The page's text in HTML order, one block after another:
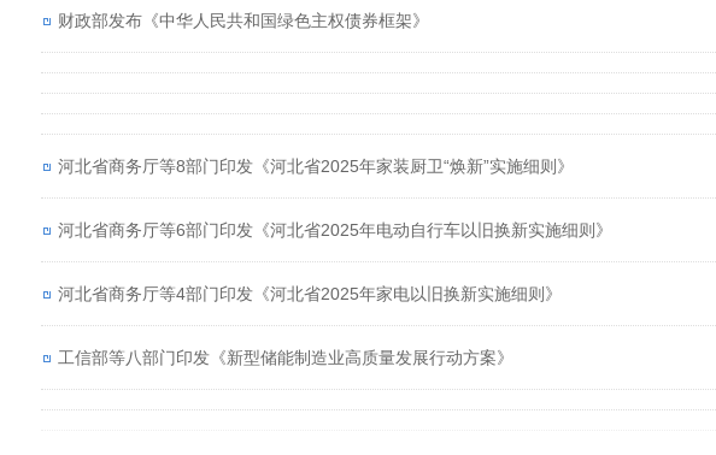
财政部发布《中华人民共和国绿色主权债券框架》
河北省商务厅等8部门印发《河北省2025年家装厨卫“焕新”实施细则》
河北省商务厅等6部门印发《河北省2025年电动自行车以旧换新实施细则》
河北省商务厅等4部门印发《河北省2025年家电以旧换新实施细则》
工信部等八部门印发《新型储能制造业高质量发展行动方案》